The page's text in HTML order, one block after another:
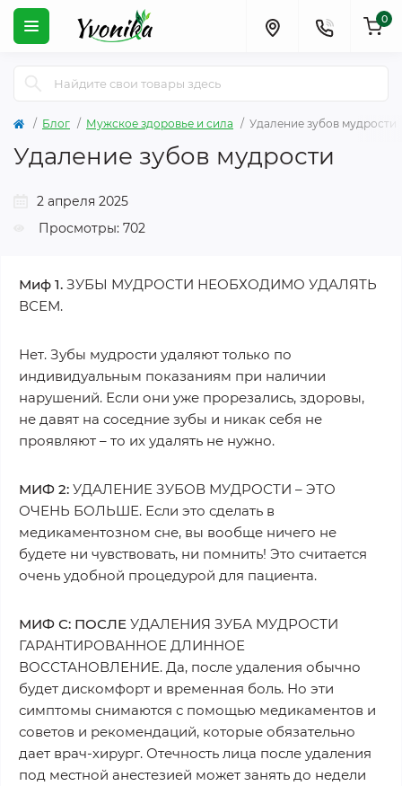
0
Блог Мужское здоровье и сила Удаление зубов мудрости
Удаление зубов мудрости
2 апреля 2025
Просмотры: 702
Миф 1. ЗУБЫ МУДРОСТИ НЕОБХОДИМО УДАЛЯТЬ
ВСЕМ.
Нет. Зубы мудрости удаляют только по
индивидуальным показаниям при наличии
нарушений. Если они уже прорезались, здоровы,
не давят на соседние зубы и никак себя не
проявляют – то их удалять не нужно.
МИФ 2: УДАЛЕНИЕ ЗУБОВ МУДРОСТИ – ЭТО
ОЧЕНЬ БОЛЬШЕ. Если это сделать в
медикаментозном сне, вы вообще ничего не
будете ни чувствовать, ни помнить! Это считается
очень удобной процедурой для пациента.
МИФ С: ПОСЛЕ УДАЛЕНИЯ ЗУБА МУДРОСТИ
ГАРАНТИРОВАННОЕ ДЛИННОЕ
ВОССТАНОВЛЕНИЕ. Да, после удаления обычно
будет дискомфорт и временная боль. Но эти
симптомы снимаются с помощью медикаментов и
советов и рекомендаций, которые обязательно
дает врач-хирург. Отечность лица после удаления
под местной анестезией может занять до недели